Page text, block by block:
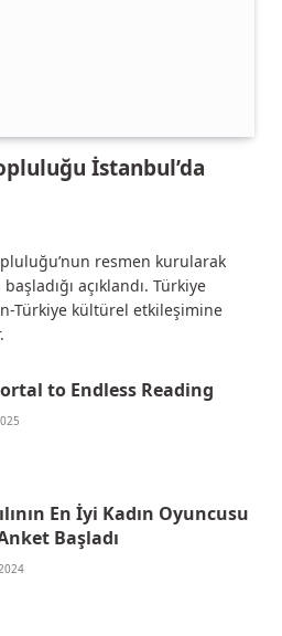
İstanbul’da
resmen kurularak
açıklandı. Türkiye
Türkiye kültürel etkileşimine
to Endless Reading
En İyi Kadın Oyuncusu
Başladı